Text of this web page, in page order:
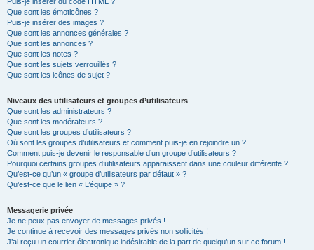
Que sont les émoticônes ?
Puis-je insérer des images ?
Que sont les annonces générales ?
Que sont les annonces ?
Que sont les notes ?
Que sont les sujets verrouillés ?
Que sont les icônes de sujet ?
Niveaux des utilisateurs et groupes d’utilisateurs
Que sont les administrateurs ?
Que sont les modérateurs ?
Que sont les groupes d’utilisateurs ?
Où sont les groupes d’utilisateurs et comment puis-je en rejoindre un ?
Comment puis-je devenir le responsable d’un groupe d’utilisateurs ?
Pourquoi certains groupes d’utilisateurs apparaissent dans une couleur différente ?
Qu’est-ce qu’un « groupe d’utilisateurs par défaut » ?
Qu’est-ce que le lien « L’équipe » ?
Messagerie privée
Je ne peux pas envoyer de messages privés !
Je continue à recevoir des messages privés non sollicités !
J’ai reçu un courrier électronique indésirable de la part de quelqu’un sur ce forum !